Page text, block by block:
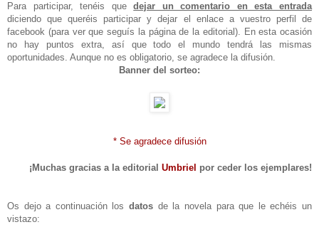
Para participar, tenéis quedejar un comentario en esta entrada
diciendo que queréis participar y dejar el enlace a vuestro perfil de
facebook (para ver que seguís la página de la editorial). En esta ocasión
no hay puntos extra, así que todo el mundo tendrá las mismas
oportunidades. Aunque no es obligatorio, se agradece la difusión.
Banner del sorteo:
* Se agradece difusión
¡Muchas gracias a la editorial Umbriel por ceder los ejemplares!
Os dejo a continuación losdatos de la novela para que le echéis un
vistazo: